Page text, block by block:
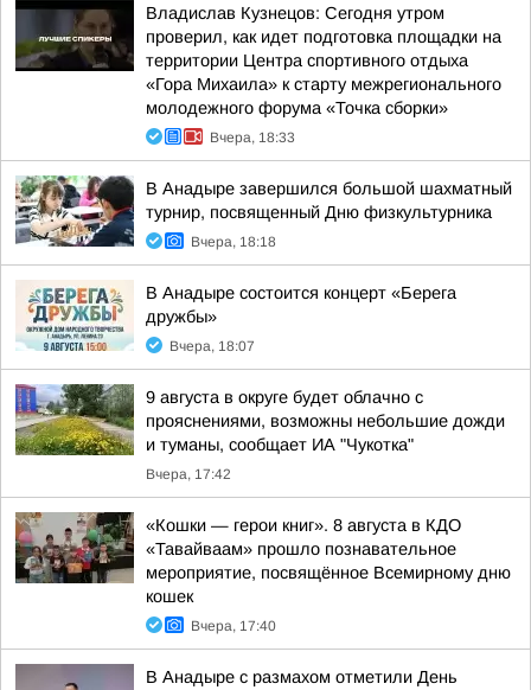
Владислав Кузнецов: Сегодня утром
проверил, как идет подготовка площадки на
территории Центра спортивного отдыха
«Гора Михаила» к старту межрегионального
молодежного форума «Точка сборки»
Вчера, 18:33
В Анадыре завершился большой шахматный
турнир, посвященный Дню физкультурника
Вчера, 18:18
В Анадыре состоится концерт «Берега
дружбы»
Вчера, 18:07
9 августа в округе будет облачно с
прояснениями, возможны небольшие дожди
и туманы, сообщает ИА "Чукотка"
Вчера, 17:42
«Кошки — герои книг». 8 августа в КДО
«Тавайваам» прошло познавательное
мероприятие, посвящённое Всемирному дню
кошек
Вчера, 17:40
В Анадыре с размахом отметили День